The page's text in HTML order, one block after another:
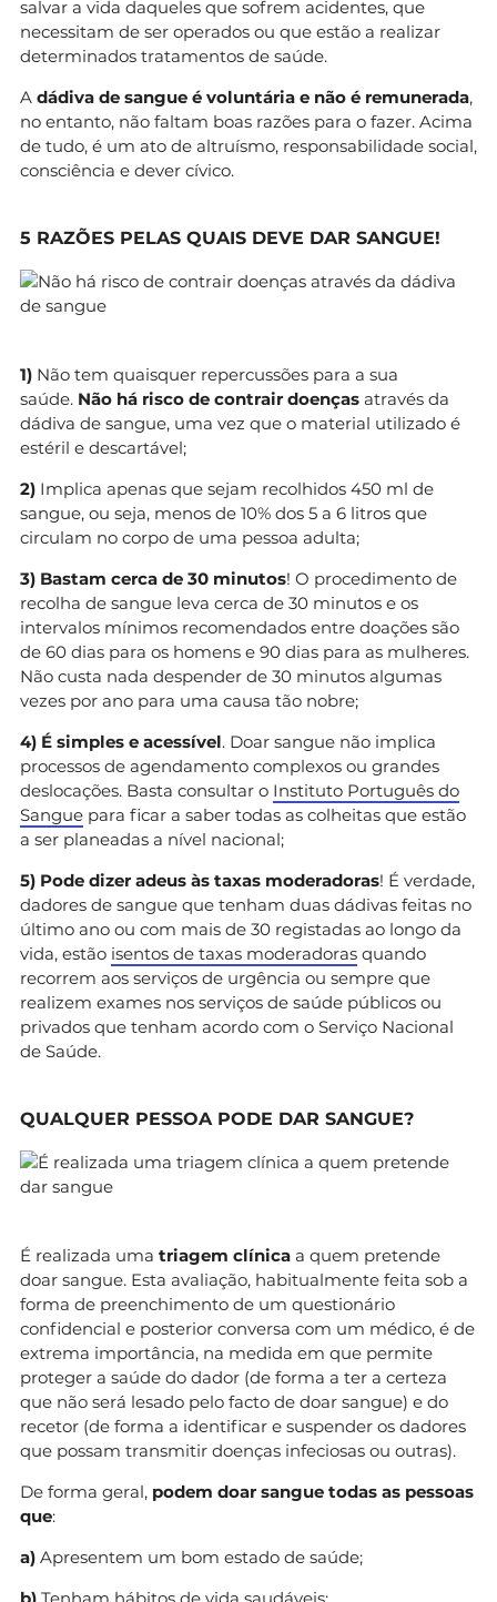
salvar a vida daqueles que sofrem acidentes, que
necessitam de ser operados ou que estão a realizar
determinados tratamentos de saúde.
A dádiva de sangue é voluntária e não é remunerada,
no entanto, não faltam boas razões para o fazer. Acima
de tudo, é um ato de altruísmo, responsabilidade social,
consciência e dever cívico.
5 RAZÕES PELAS QUAIS DEVE DAR SANGUE!
1) Não tem quaisquer repercussões para a sua
saúde. Não há risco de contrair doenças através da
dádiva de sangue, uma vez que o material utilizado é
estéril e descartável;
2) Implica apenas que sejam recolhidos 450 ml de
sangue, ou seja, menos de 10% dos 5 a 6 litros que
circulam no corpo de uma pessoa adulta;
3) Bastam cerca de 30 minutos! O procedimento de
recolha de sangue leva cerca de 30 minutos e os
intervalos mínimos recomendados entre doações são
de 60 dias para os homens e 90 dias para as mulheres.
Não custa nada despender de 30 minutos algumas
vezes por ano para uma causa tão nobre;
4) É simples e acessível. Doar sangue não implica
processos de agendamento complexos ou grandes
deslocações. Basta consultar o Instituto Português do
Sangue para ficar a saber todas as colheitas que estão
a ser planeadas a nível nacional;
5) Pode dizer adeus às taxas moderadoras! É verdade,
dadores de sangue que tenham duas dádivas feitas no
último ano ou com mais de 30 registadas ao longo da
vida, estão isentos de taxas moderadoras quando
recorrem aos serviços de urgência ou sempre que
realizem exames nos serviços de saúde públicos ou
privados que tenham acordo com o Serviço Nacional
de Saúde.
QUALQUER PESSOA PODE DAR SANGUE?
É realizada uma triagem clínica a quem pretende
doar sangue. Esta avaliação, habitualmente feita sob a
forma de preenchimento de um questionário
confidencial e posterior conversa com um médico, é de
extrema importância, na medida em que permite
proteger a saúde do dador (de forma a ter a certeza
que não será lesado pelo facto de doar sangue) e do
recetor (de forma a identificar e suspender os dadores
que possam transmitir doenças infeciosas ou outras).
De forma geral, podem doar sangue todas as pessoas
que:
a) Apresentem um bom estado de saúde;
b) Tenham hábitos de vida saudáveis;